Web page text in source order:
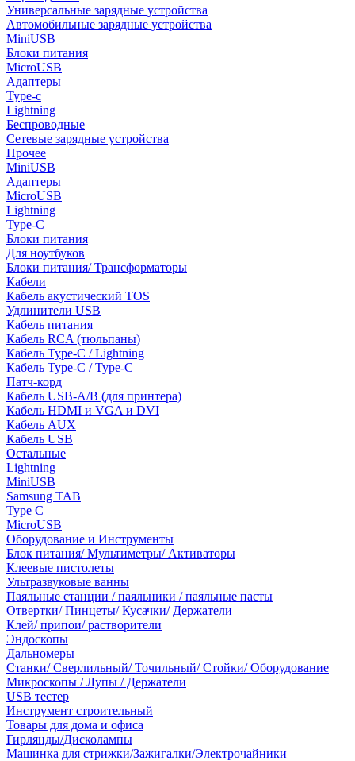
Универсальные зарядные устройства
Автомобильные зарядные устройства
MiniUSB
Блоки питания
MicroUSB
Адаптеры
Type-c
Lightning
Беспроводные
Сетевые зарядные устройства
Прочее
MiniUSB
Адаптеры
MicroUSB
Lightning
Type-C
Блоки питания
Для ноутбуков
Блоки питания/ Трансформаторы
Кабели
Кабель акустический TOS
Удлинители USB
Кабель питания
Кабель RCA (тюльпаны)
Кабель Type-C / Lightning
Кабель Type-C / Type-C
Патч-корд
Кабель USB-A/B (для принтера)
Кабель HDMI и VGA и DVI
Кабель AUX
Кабель USB
Остальные
Lightning
MiniUSB
Samsung TAB
Type C
MicroUSB
Оборудование и Инструменты
Блок питания/ Мультиметры/ Активаторы
Клеевые пистолеты
Ультразвуковые ванны
Паяльные станции / паяльники / паяльные пасты
Отвертки/ Пинцеты/ Кусачки/ Держатели
Клей/ припои/ растворители
Эндоскопы
Дальномеры
Станки/ Сверлильный/ Точильный/ Стойки/ Оборудование
Микроскопы / Лупы / Держатели
USB тестер
Инструмент строительный
Товары для дома и офиса
Гирлянды/Дисколампы
Машинка для стрижки/Зажигалки/Электрочайники